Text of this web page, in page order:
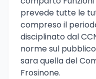
prevede tutte le
compreso il
disciplinato dal
norme sul
sara quella del
Frosinone.